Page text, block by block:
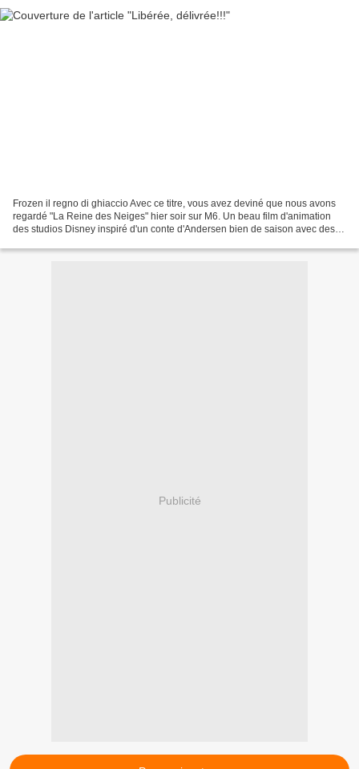
Frozen il regno di ghiaccio Avec ce titre, vous avez deviné que nous avons
regardé "La Reine des Neiges" hier soir sur M6. Un beau film d'animation
des studios Disney inspiré d'un conte d'Andersen bien de saison avec des
Publicité